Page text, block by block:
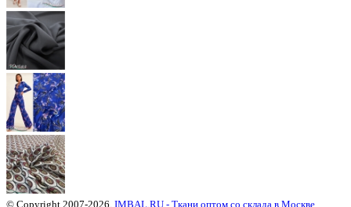
© Copyright 2007-2026. IMBAL.RU - Ткани оптом со склада в Москве